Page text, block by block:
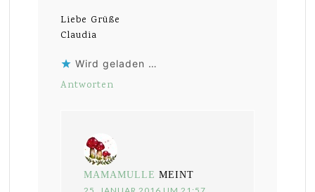
Liebe Grüße
Claudia
Wird geladen …
Antworten
MAMAMULLE MEINT